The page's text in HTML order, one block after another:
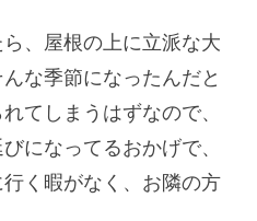
、屋根の上に立派な大
な季節になったんだと
てしまうはずなので、
になってるおかげで、
く暇がなく、お隣の方